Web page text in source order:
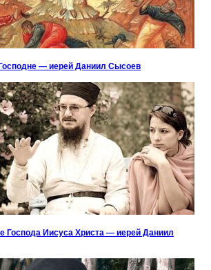
— иерей Даниил Сысоев
Господа Иисуса Христа — иерей Даниил